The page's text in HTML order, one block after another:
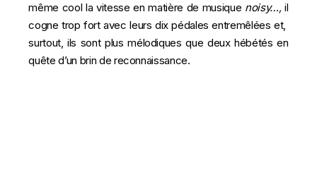
même cool la vitesse en matière de musique noisy…,il
cogne trop fort avec leurs dix pédales entremêlées et,
surtout, ils sont plus mélodiques que deux hébétés en
quête d’un brin de reconnaissance.